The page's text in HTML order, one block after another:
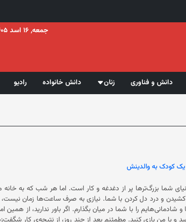
جمعه, ۱۶ اسد ۱۴۰۵
دانش و فناوری زنان دانش خانواده رادیو
یک کودک به والدینش
مظفری می‌دانم دنیای شما بزرگ‌ترها پر از دغدغه و کار است. اما هر شب که
کشیدن و درد دل کردن با شما. نیازی به صرف ساعت‌ها زمان
کودکانه، حرف‌ها، ترس‌ها، نگرانی‌ها و شادمانی‌هایم را